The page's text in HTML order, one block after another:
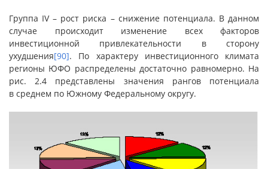
Группа IV – рост риска – снижение потенциала. В данном
случае происходит изменение всех факторов
инвестиционной привлекательности в сторону
ухудшения[90]. По характеру инвестиционного климата
регионы ЮФО распределены достаточно равномерно. На
рис. 2.4 представлены значения рангов потенциала
в среднем по Южному Федеральному округу.